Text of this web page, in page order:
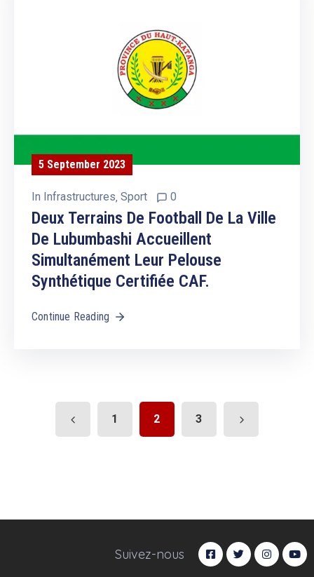
5 September 2023
In Infrastructures‚ Sport 0
Deux Terrains De Football De La Ville
De Lubumbashi Accueillent
Simultanément Leur Pelouse
Synthétique Certifiée CAF.
Continue Reading
1 2 3
Suivez-nous